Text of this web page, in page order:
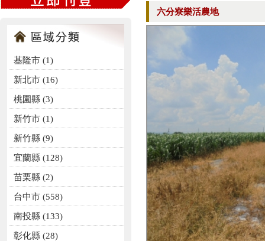
基隆市 (1)
新北市 (16)
桃園縣 (3)
新竹市 (1)
新竹縣 (9)
宜蘭縣 (128)
苗栗縣 (2)
台中市 (558)
南投縣 (133)
彰化縣 (28)
六分寮樂活農地